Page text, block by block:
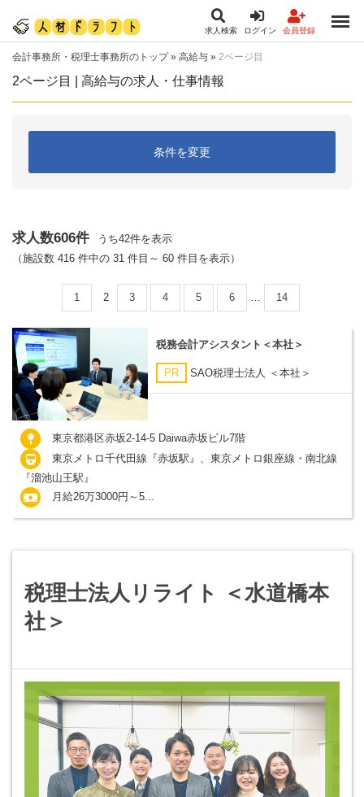
求人検索 ログイン 会員登録
会計事務所・税理士事務所のトップ» 高給与 » 2ページ目
2ページ目 | 高給与の求人・仕事情報
条件を変更
求人数606件
うち42件を表示
（施設数 416 件中の 31 件目～ 60 件目を表示）
1 2 3 4 5 6 … 14
税務会計アシスタント＜本社＞
PR SAO税理士法人 ＜本社＞
東京都港区赤坂2-14-5 Daiwa赤坂ビル7階
東京メトロ千代田線『赤坂駅』、東京メトロ銀座線・南北線
『溜池山王駅』
月給26万3000円～5...
税理士法人リライト ＜水道橋本
社＞